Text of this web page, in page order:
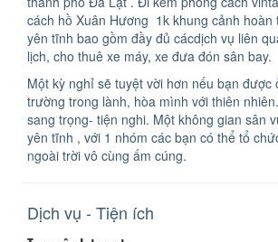
cách hồ Xuân Hương 1k khung cảnh hoàn
yên tĩnh bao gồm đầy đủ cácdịch vụ liên
lịch, cho thuê xe máy, xe đưa đón sân bay.
Một kỳ nghỉ sẽ tuyệt vời hơn nếu bạn được
trường trong lành, hòa mình với thiên
sang trọng- tiện nghi. Một không gian sân
yên tĩnh , với 1 nhóm các bạn có thể tổ
ngoài trời vô cùng ấm cúng.
Dịch vụ - Tiện ích